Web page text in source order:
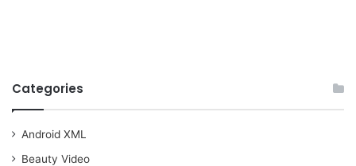
Categories
Android XML
Beauty Video